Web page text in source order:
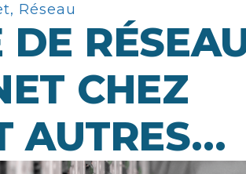
, Réseau
DE
CHEZ
AUTRES…